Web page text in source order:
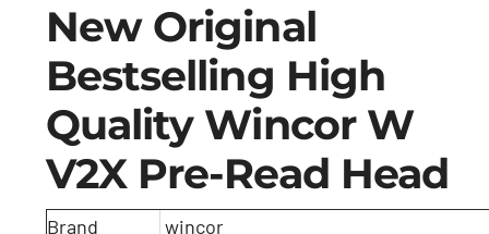
New Original
Bestselling High
Quality Wincor W
V2X Pre-Read Head
Brand
wincor